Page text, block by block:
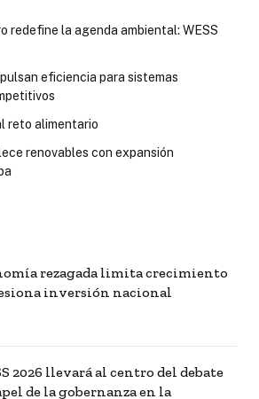
redefine la agenda ambiental: WESS
eficiencia para sistemas
reto alimentario
renovables con expansión
rezagada limita crecimiento
inversión nacional
2026 llevará al centro del debate
de la gobernanza en la